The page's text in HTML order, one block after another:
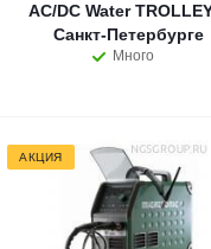
AC/DC Water
Санкт-Петербурге
Много
АКЦИЯ